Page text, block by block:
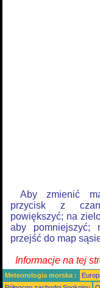
Aby zmienić
przycisk z
powiększyć; na
aby pomniejszyć;
przejść do map
Informacje na tej
Meteorologia morska :